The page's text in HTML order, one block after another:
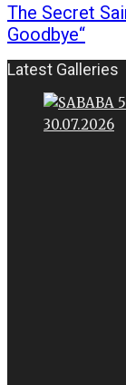
The Secret
Goodbye“
Latest Galleries